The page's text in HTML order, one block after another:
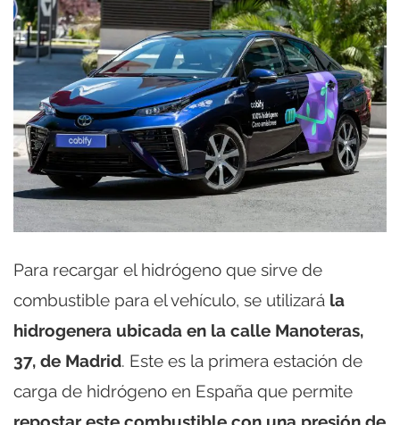
Para recargar el hidrógeno que sirve de
combustible para el vehículo, se utilizará la
hidrogenera ubicada en la calle Manoteras,
37, de Madrid. Este es la primera estación de
carga de hidrógeno en España que permite
repostar este combustible con una presión de